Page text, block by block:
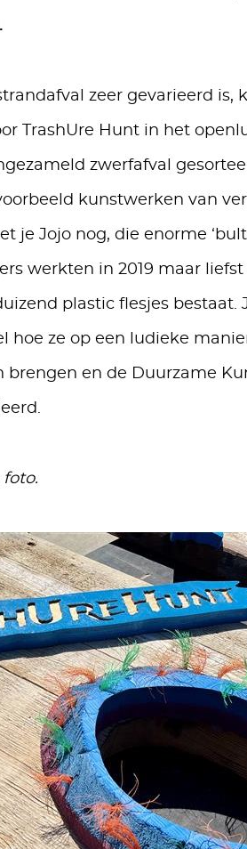
zeer gevarieerd is,
TrashUre Hunt in het
zwerfafval
kunstwerken van
je Jojo nog, die enorme
werkten in 2019 maar liefst
plastic flesjes bestaat.
hoe ze op een ludieke
en de Duurzame